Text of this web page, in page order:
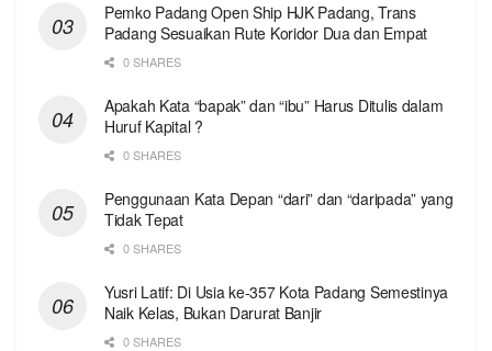
Pemko Padang Open Ship HJK Padang, Trans
Padang Sesuaikan Rute Koridor Dua dan Empat
0 SHARES
Apakah Kata “bapak” dan “ibu” Harus Ditulis dalam
Huruf Kapital ?
0 SHARES
Penggunaan Kata Depan “dari” dan “daripada” yang
Tidak Tepat
0 SHARES
Yusri Latif: Di Usia ke-357 Kota Padang Semestinya
Naik Kelas, Bukan Darurat Banjir
0 SHARES